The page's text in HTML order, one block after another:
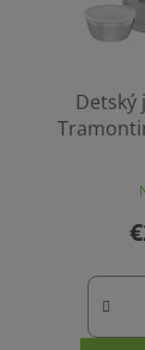
Detský